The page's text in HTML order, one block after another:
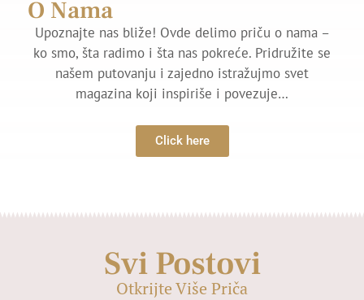
O Nama
Upoznajte nas bliže! Ovde delimo priču o nama –
ko smo, šta radimo i šta nas pokreće. Pridružite se
našem putovanju i zajedno istražujmo svet
magazina koji inspiriše i povezuje…
Click here
Svi Postovi
Otkrijte Više Priča